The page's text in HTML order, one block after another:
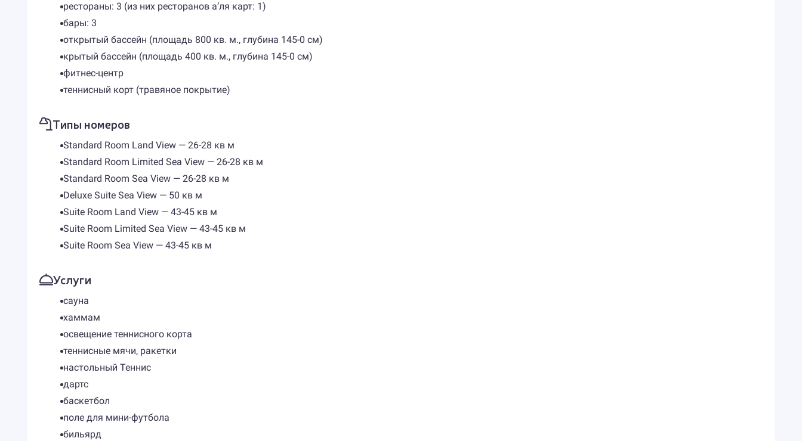
рестораны: 3 (из них ресторанов а’ля карт: 1)
бары: 3
открытый бассейн (площадь 800 кв. м., глубина 145-0 см)
крытый бассейн (площадь 400 кв. м., глубина 145-0 см)
фитнес-центр
теннисный корт (травяное покрытие)
Типы номеров
Standard Room Land View — 26-28 кв м
Standard Room Limited Sea View — 26-28 кв м
Standard Room Sea View — 26-28 кв м
Deluxe Suite Sea View — 50 кв м
Suite Room Land View — 43-45 кв м
Suite Room Limited Sea View — 43-45 кв м
Suite Room Sea View — 43-45 кв м
Услуги
сауна
хаммам
освещение теннисного корта
теннисные мячи, ракетки
настольный Теннис
дартс
баскетбол
поле для мини-футбола
бильярд